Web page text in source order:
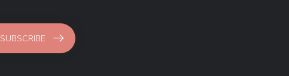
SUBSCRIBE